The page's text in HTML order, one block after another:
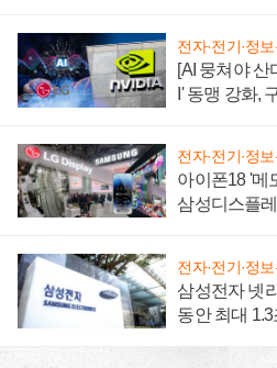
전자·전기·정
[AI 뭉쳐야
I' 동맹 강화,
전자·전기·정
아이폰18 '메
삼성디스플
전자·전기·정
삼성전자 넷
동안 최대